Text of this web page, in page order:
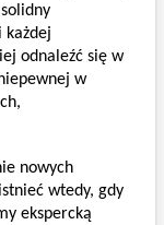
każdej
odnaleźć się w
w
nowych
wtedy, gdy
ekspercką